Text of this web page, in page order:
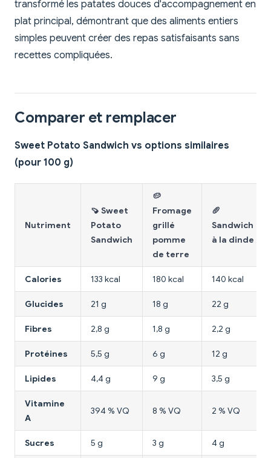
transformé les patates douces d'accompagnement en
plat principal, démontrant que des aliments entiers
simples peuvent créer des repas satisfaisants sans
recettes compliquées.
Comparer et remplacer
Sweet Potato Sandwich vs options similaires
(pour 100 g)
Nutriment
🍠 Sweet
Potato
Sandwich
🥔
Fromage
grillé
pomme
de terre
🥖
Sandwich
à la dinde
Calories 133 kcal 180 kcal 140 kcal
Glucides 21 g 18 g 22 g
Fibres 2,8 g 1,8 g 2,2 g
Protéines 5,5 g 6 g 12 g
Lipides 4,4 g 9 g 3,5 g
Vitamine
A
394 % VQ 8 % VQ 2 % VQ
Sucres 5 g 3 g 4 g